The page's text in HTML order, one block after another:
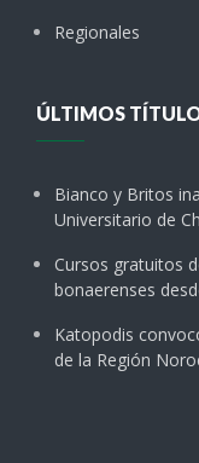
Regionales
ÚLTIMOS
Bianco y Britos
Universitario de
Cursos gratuitos
bonaerenses
Katopodis
de la Región